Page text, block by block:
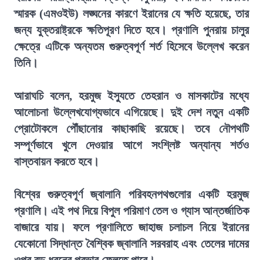
স্মারক (এমওইউ) লঙ্ঘনের কারণে ইরানের যে ক্ষতি হয়েছে, তার
জন্য যুক্তরাষ্ট্রকে ক্ষতিপূরণ দিতে হবে। প্রণালি পুনরায় চালুর
ক্ষেত্রে এটিকে অন্যতম গুরুত্বপূর্ণ শর্ত হিসেবে উল্লেখ করেন
তিনি।
আরাঘচি বলেন, হরমুজ ইস্যুতে তেহরান ও মাসকাটের মধ্যে
আলোচনা উল্লেখযোগ্যভাবে এগিয়েছে। দুই দেশ নতুন একটি
প্রোটোকলে পৌঁছানোর কাছাকাছি রয়েছে। তবে নৌপথটি
সম্পূর্ণভাবে খুলে দেওয়ার আগে সংশ্লিষ্ট অন্যান্য শর্তও
বাস্তবায়ন করতে হবে।
বিশ্বের গুরুত্বপূর্ণ জ্বালানি পরিবহনপথগুলোর একটি হরমুজ
প্রণালি। এই পথ দিয়ে বিপুল পরিমাণ তেল ও গ্যাস আন্তর্জাতিক
বাজারে যায়। ফলে প্রণালিতে জাহাজ চলাচল নিয়ে ইরানের
যেকোনো সিদ্ধান্ত বৈশ্বিক জ্বালানি সরবরাহ এবং তেলের দামের